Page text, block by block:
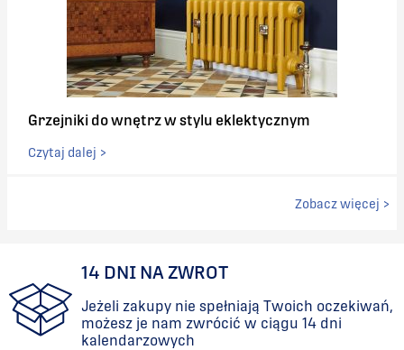
Grzejniki do wnętrz w stylu eklektycznym
Czytaj dalej >
Zobacz więcej >
14 DNI NA ZWROT
Jeżeli zakupy nie spełniają Twoich oczekiwań,
możesz je nam zwrócić w ciągu 14 dni
kalendarzowych